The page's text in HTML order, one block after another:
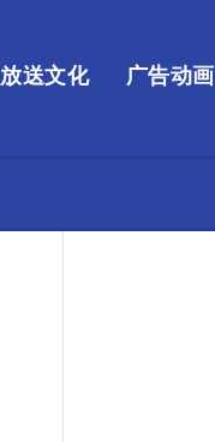
放送文化 广告动画